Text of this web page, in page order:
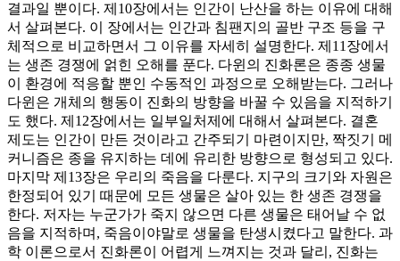
결과일 뿐이다. 제10장에서는 인간이 난산을 하는 이유에 대해
서 살펴본다. 이 장에서는 인간과 침팬지의 골반 구조 등을 구
체적으로 비교하면서 그 이유를 자세히 설명한다. 제11장에서
는 생존 경쟁에 얽힌 오해를 푼다. 다윈의 진화론은 종종 생물
이 환경에 적응할 뿐인 수동적인 과정으로 오해받는다. 그러나
다윈은 개체의 행동이 진화의 방향을 바꿀 수 있음을 지적하기
도 했다. 제12장에서는 일부일처제에 대해서 살펴본다. 결혼
제도는 인간이 만든 것이라고 간주되기 마련이지만, 짝짓기 메
커니즘은 종을 유지하는 데에 유리한 방향으로 형성되고 있다.
마지막 제13장은 우리의 죽음을 다룬다. 지구의 크기와 자원은
한정되어 있기 때문에 모든 생물은 살아 있는 한 생존 경쟁을
한다. 저자는 누군가가 죽지 않으면 다른 생물은 태어날 수 없
음을 지적하며, 죽음이야말로 생물을 탄생시켰다고 말한다. 과
학 이론으로서 진화론이 어렵게 느껴지는 것과 달리, 진화는